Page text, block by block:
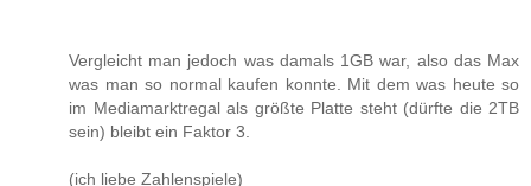
Vergleicht man jedoch was damals 1GB war, also das Max
was man so normal kaufen konnte. Mit dem was heute so
im Mediamarktregal als größte Platte steht (dürfte die 2TB
sein) bleibt ein Faktor 3.
(ich liebe Zahlenspiele)